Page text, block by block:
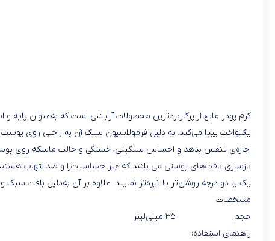
کرم پودر مایع از پرکاربردترین محصولات آرایشی است که به‌عنوان
یکنواخت پیدا می‌کند. به‌ دلیل فرمولاسیون سبک آن به‌ راحتی روی
اجازه‌ی تنفس بدهد و احساس سنگینی، خستگی و حالت ماسکه روی پوست
بازسازی بافت‌های پوستی می باشد که غیر حساسیت‌زا و ضدالتهاب
یک یا دو درجه روشن‌تر یا تیره‌تر نمایید. علاوه بر آن به‌دلیل بافت
مشخصات
حجم: ۳۵ میلی‌لیتر
راهنمای استفاده: